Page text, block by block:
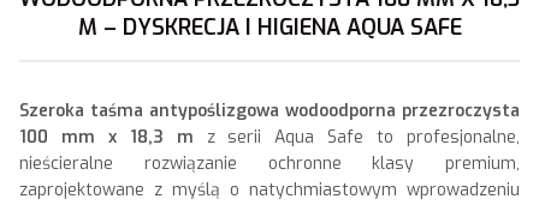
M – DYSKRECJA I HIGIENA AQUA SAFE
Szeroka taśma antypoślizgowa wodoodporna przezroczysta
100 mm x 18,3 m z serii Aqua Safe to profesjonalne,
nieścieralne rozwiązanie ochronne klasy premium,
zaprojektowane z myślą o natychmiastowym wprowadzeniu